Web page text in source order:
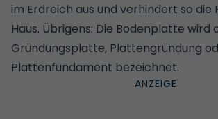
im Erdreich aus und verhindert so die
Haus. Übrigens: Die Bodenplatte wird
Gründungsplatte, Plattengründung
Plattenfundament bezeichnet.